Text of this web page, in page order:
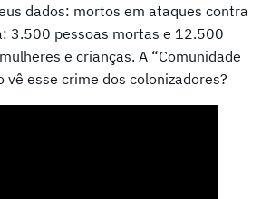
dados: mortos em ataques contra
3.500 pessoas mortas e 12.500
e crianças. A “Comunidade
vê esse crime dos colonizadores?